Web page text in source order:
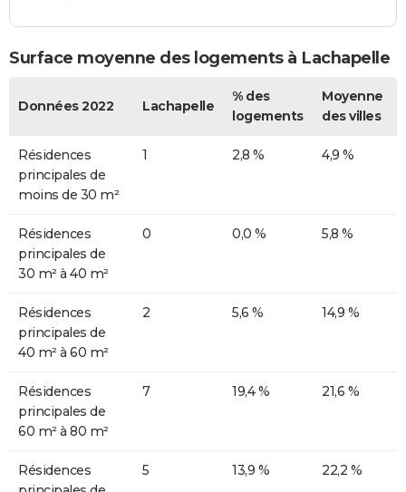
Surface moyenne des logements à Lachapelle
Données 2022 Lachapelle
% des
logements
Moyenne
des villes
Résidences
principales de
moins de 30 m²
1 2,8 % 4,9 %
Résidences
principales de
30 m² à 40 m²
0 0,0 % 5,8 %
Résidences
principales de
40 m² à 60 m²
2 5,6 % 14,9 %
Résidences
principales de
60 m² à 80 m²
7 19,4 % 21,6 %
Résidences
5 13,9 % 22,2 %